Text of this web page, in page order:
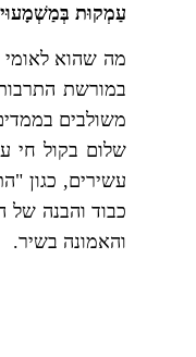
עַמְקוּת
מה שהוא לאומי
במורשת
משולבים
שלום בקול חי
עשירים, כגון
כבוד והבנה של
והאמונה בשיר.